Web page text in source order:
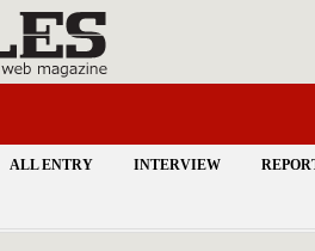
ALL ENTRY INTERVIEW